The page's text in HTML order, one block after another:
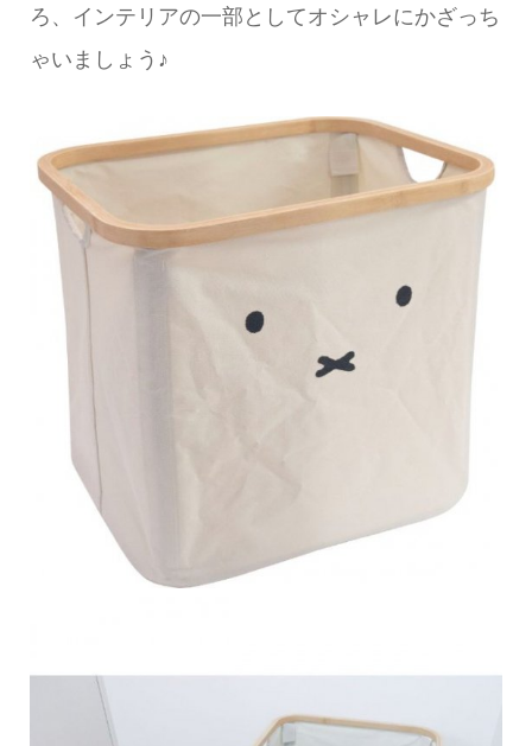
ろ、インテリアの一部としてオシャレにかざっち
ゃいましょう♪